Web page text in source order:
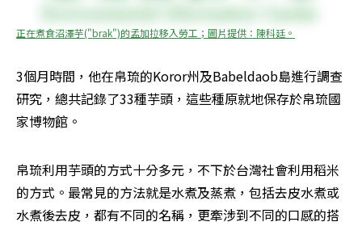
正在煮食沼澤芋("brak")的孟加拉移入勞工；圖片提供：陳科廷。
3個月時間，他在帛琉的Koror州及Babeldaob島進行調查
研究，總共記錄了33種芋頭，這些種原就地保存於帛琉國
家博物館。
帛琉利用芋頭的方式十分多元，不下於台灣社會利用稻米
的方式。最常見的方法就是水煮及蒸煮，包括去皮水煮或
水煮後去皮，都有不同的名稱，更牽涉到不同的口感的搭